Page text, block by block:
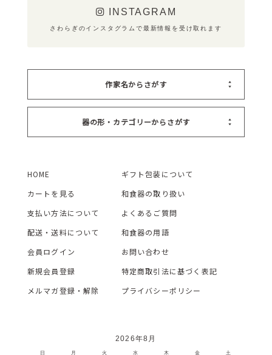
INSTAGRAM
さわらぎのインスタグラムで最新情報を受け取れます
作家名からさがす
器の形・カテゴリーからさがす
HOME
カートを見る
支払い方法について
配送・送料について
会員ログイン
新規会員登録
メルマガ登録・解除
ギフト包装について
和食器の取り扱い
よくあるご質問
和食器の用語
お問い合わせ
特定商取引法に基づく表記
プライバシーポリシー
2026年8月
日 月 火 水 木 金 土